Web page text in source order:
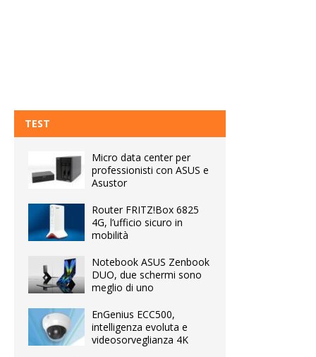
TEST
Micro data center per
professionisti con ASUS e
Asustor
Router FRITZ!Box 6825
4G, l’ufficio sicuro in
mobilità
Notebook ASUS Zenbook
DUO, due schermi sono
meglio di uno
EnGenius ECC500,
intelligenza evoluta e
videosorveglianza 4K